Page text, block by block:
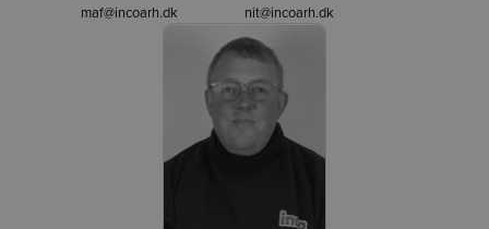
maf@incoarh.dk
nit@incoarh.dk